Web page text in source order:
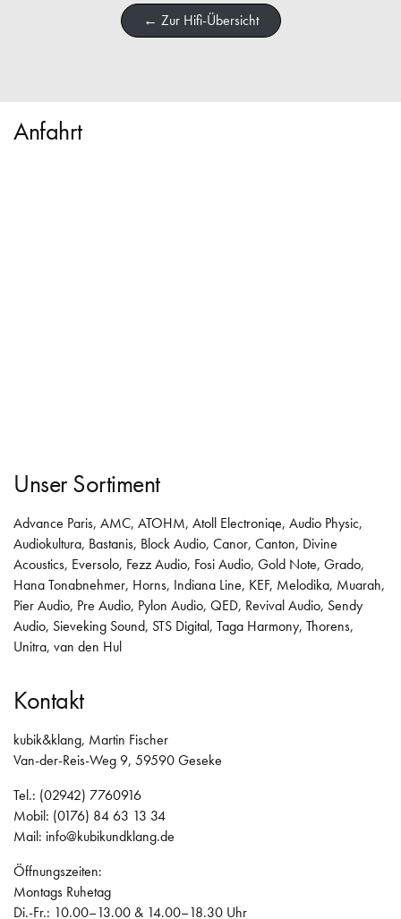
← Zur Hifi-Übersicht
Anfahrt
Unser Sortiment
Advance Paris, AMC, ATOHM, Atoll Electroniqe, Audio Physic,
Audiokultura, Bastanis, Block Audio, Canor, Canton, Divine
Acoustics, Eversolo, Fezz Audio, Fosi Audio, Gold Note, Grado,
Hana Tonabnehmer, Horns, Indiana Line, KEF, Melodika, Muarah,
Pier Audio, Pre Audio, Pylon Audio, QED, Revival Audio, Sendy
Audio, Sieveking Sound, STS Digital, Taga Harmony, Thorens,
Unitra, van den Hul
Kontakt
kubik&klang, Martin Fischer
Van-der-Reis-Weg 9, 59590 Geseke
Tel.: (02942) 7760916
Mobil: (0176) 84 63 13 34
Mail: info@kubikundklang.de
Öffnungszeiten:
Montags Ruhetag
Di.-Fr.: 10.00–13.00 & 14.00–18.30 Uhr